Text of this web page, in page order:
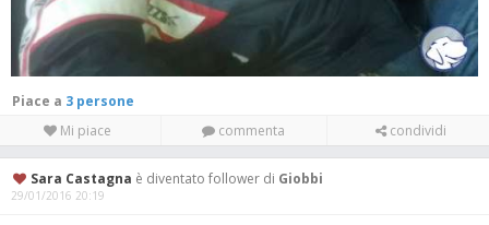
Piace a
3 persone
Mi piace
commenta condividi
Sara Castagna è diventato follower di Giobbi
29/01/2016 20:19